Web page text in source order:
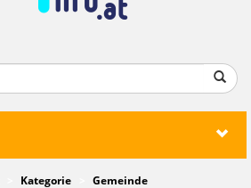
Kategorie
Gemeinde